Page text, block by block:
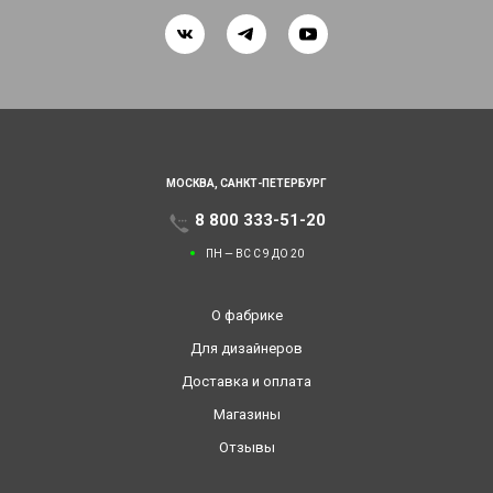
МОСКВА, САНКТ-ПЕТЕРБУРГ
8 800 333-51-20
ПН — ВС С 9 ДО 20
О фабрике
Для дизайнеров
Доставка и оплата
Магазины
Отзывы